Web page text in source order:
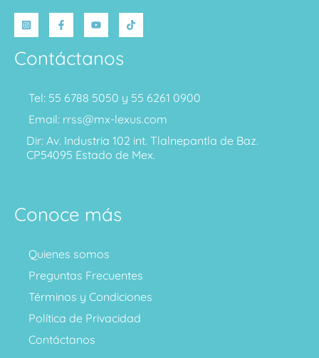
Contáctanos
Tel: 55 6788 5050 y 55 6261 0900
Email: rrss@mx-lexus.com
Dir: Av. Industria 102 int. Tlalnepantla de Baz.
CP54095 Estado de Mex.
Conoce más
Quienes somos
Preguntas Frecuentes
Términos y Condiciones
Política de Privacidad
Contáctanos